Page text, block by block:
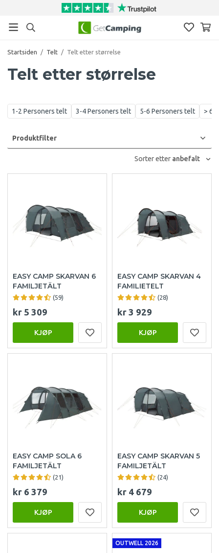
Startsiden / Telt / Telt etter størrelse
Telt etter størrelse
1-2 Personers telt 3-4 Personers telt 5-6 Personers telt > 6
Produktfilter
Sorter etter anbefalt
EASY CAMP SKARVAN 6
FAMILJETÄLT
(59)
kr 5 309
KJØP
EASY CAMP SKARVAN 4
FAMILIETELT
(28)
kr 3 929
KJØP
EASY CAMP SOLA 6
FAMILJETÄLT
(21)
kr 6 379
KJØP
EASY CAMP SKARVAN 5
FAMILJETÄLT
(24)
kr 4 679
KJØP
OUTWELL 2026